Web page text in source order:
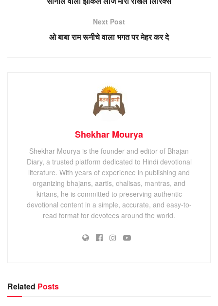
Next Post
ओ बाबा राम रूनीचे वाला भगत पर मेहर कर दे
Shekhar Mourya
Shekhar Mourya is the founder and editor of Bhajan
Diary, a trusted platform dedicated to Hindi devotional
literature. With years of experience in publishing and
organizing bhajans, aartis, chalisas, mantras, and
kirtans, he is committed to preserving authentic
devotional content in a simple, accurate, and easy-to-
read format for devotees around the world.
Related Posts